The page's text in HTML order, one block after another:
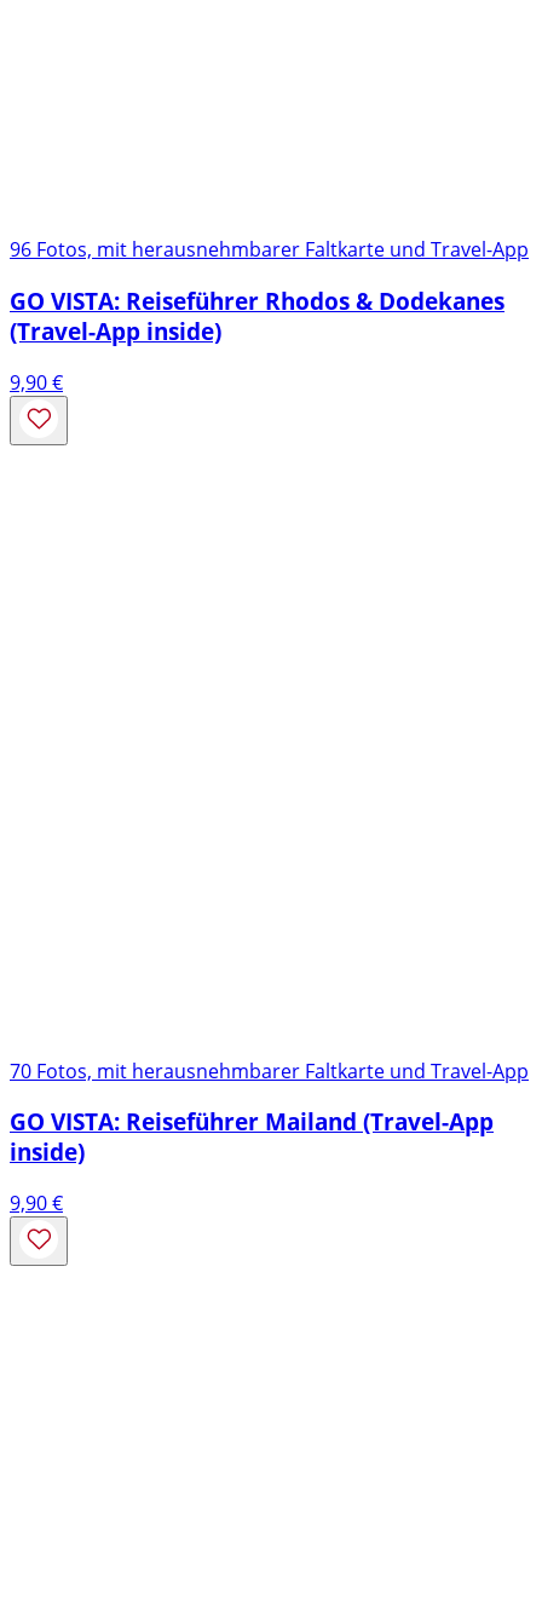
96 Fotos, mit herausnehmbarer Faltkarte und Travel-App
GO VISTA: Reiseführer Rhodos & Dodekanes
(Travel-App inside)
9,90€
70 Fotos, mit herausnehmbarer Faltkarte und Travel-App
GO VISTA: Reiseführer Mailand (Travel-App
inside)
9,90€